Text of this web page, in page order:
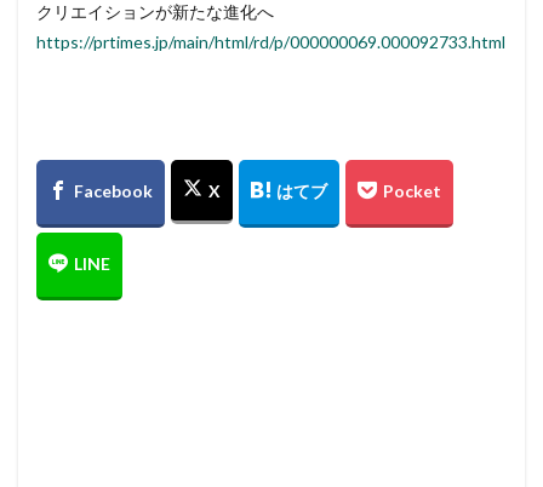
クリエイションが新たな進化へ
https://prtimes.jp/main/html/rd/p/000000069.000092733.html